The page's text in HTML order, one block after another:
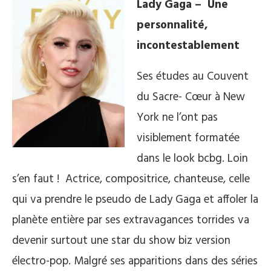
Lady Gaga – Une
personnalité,
incontestablement
Ses études au Couvent
du Sacre- Cœur à New
York ne l’ont pas
visiblement formatée
dans le look bcbg. Loin
s’en faut ! Actrice, compositrice, chanteuse, celle
qui va prendre le pseudo de Lady Gaga et affoler la
planète entière par ses extravagances torrides va
devenir surtout une star du show biz version
électro-pop. Malgré ses apparitions dans des séries